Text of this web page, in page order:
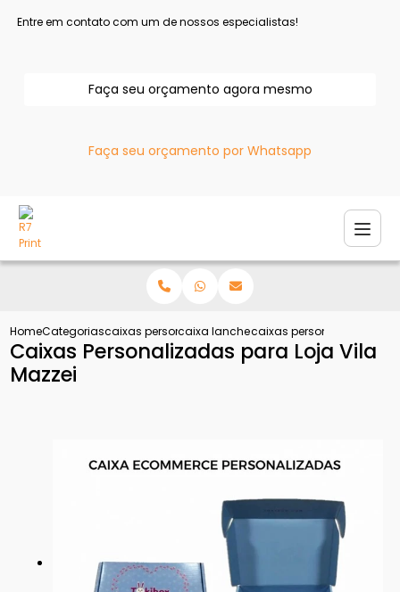
Entre em contato com um de nossos especialistas!
Faça seu orçamento agora mesmo
Faça seu orçamento por Whatsapp
HomeCategoriascaixas personalizadascaixa lanche personalizada
caixas personalizadas
Caixas Personalizadas para Loja Vila
Mazzei